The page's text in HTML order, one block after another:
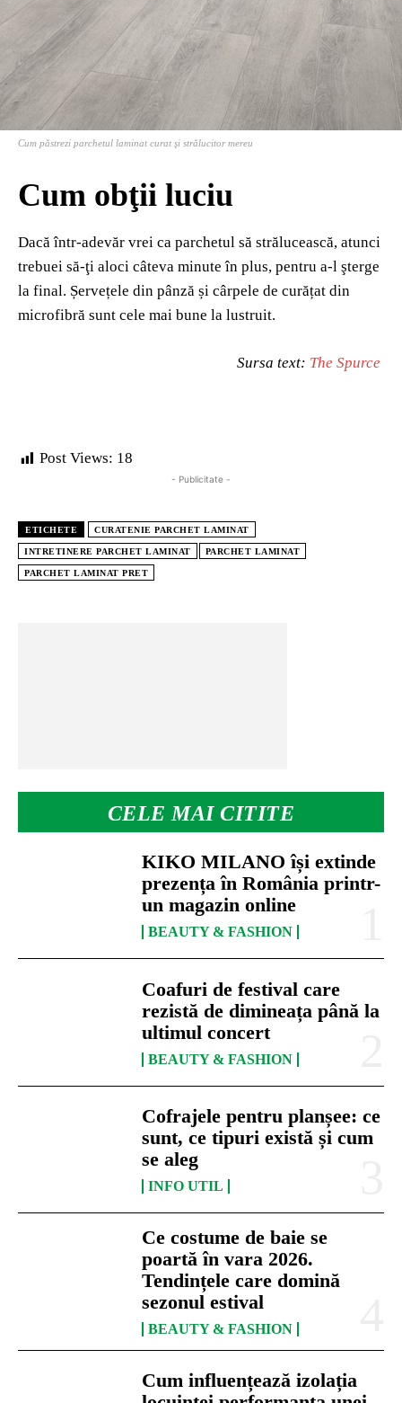
CELE MAI CITITE
KIKO MILANO își extinde
prezența în România printr-
un magazin online
BEAUTY & FASHION
Coafuri de festival care
rezistă de dimineața până la
ultimul concert
BEAUTY & FASHION
Cofrajele pentru planșee: ce
sunt, ce tipuri există și cum
se aleg
INFO UTIL
Ce costume de baie se
poartă în vara 2026.
Tendințele care domină
sezonul estival
BEAUTY & FASHION
Cum influențează izolația
Cum păstrezi parchetul laminat curat şi strălucitor mereu
Cum obţii luciu
Dacă într-adevăr vrei ca parchetul să strălucească, atunci
trebuei să-ţi aloci câteva minute în plus, pentru a-l şterge
la final. Șervețele din pânză și cârpele de curățat din
microfibră sunt cele mai bune la lustruit.
Sursa text: The Spurce
Post Views: 18
- Publicitate -
ETICHETE CURATENIE PARCHET LAMINAT
INTRETINERE PARCHET LAMINAT PARCHET LAMINAT
PARCHET LAMINAT PRET